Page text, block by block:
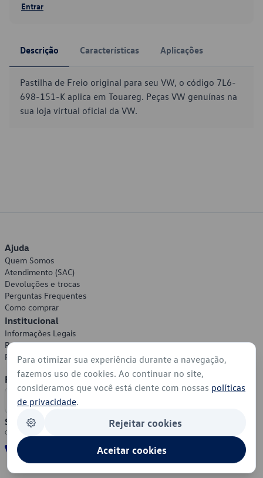
Entrar
Descrição Características Aplicações
Pastilha de Freio original para seu VW, o código 7L6-
698-151-K aplica em Touareg. Peças VW genuínas na
sua loja virtual oficial da VW.
Ajuda
Quem Somos
Atendimento (SAC)
Devoluções e trocas
Perguntas Frequentes
Como comprar
Institucional
Informações Legais
Política de Privacidade
Política de Cookies
Formas de Pagamento
Segurança
Para otimizar sua experiência durante a navegação,
fazemos uso de cookies. Ao continuar no site,
consideramos que você está ciente com nossas políticas
de privacidade.
Rejeitar cookies
Aceitar cookies